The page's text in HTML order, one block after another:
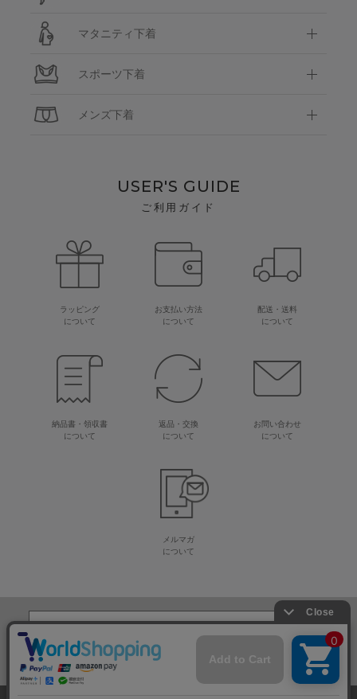
マタニティ下着
スポーツ下着
メンズ下着
USER'S GUIDE
ご利用ガイド
ラッピング
について
お支払い方法
について
配送・送料
について
納品書・領収書
について
返品・交換
について
お問い合わせ
について
メルマガ
について
生地・毛糸・手芸材料の専門店